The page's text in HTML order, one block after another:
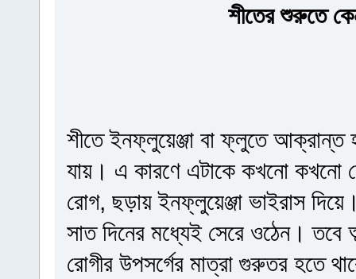
শীতের শুরুতে
শীতে ইনফ্লুয়েঞ্জা বা ফ্লুতে আক্রান্ত
যায়। এ কারণে এটাকে কখনো
রোগ, ছড়ায় ইনফ্লুয়েঞ্জা ভাইরাস
সাত দিনের মধ্যেই সেরে ওঠেন।
রোগীর উপসর্গের মাত্রা গুরুতর হতে